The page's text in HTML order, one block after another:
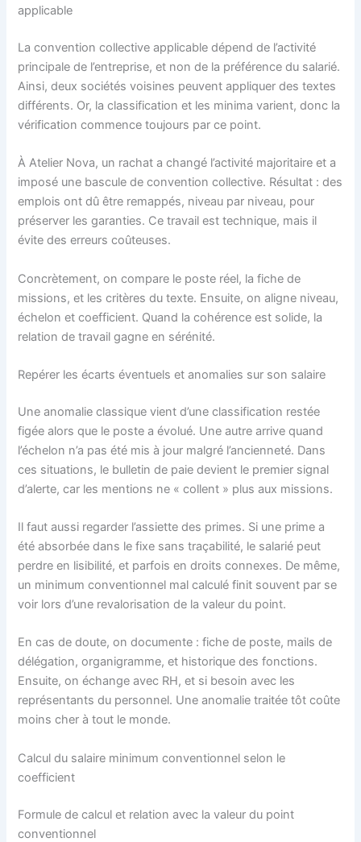
applicable
La convention collective applicable dépend de l’activité
principale de l’entreprise, et non de la préférence du salarié.
Ainsi, deux sociétés voisines peuvent appliquer des textes
différents. Or, la classification et les minima varient, donc la
vérification commence toujours par ce point.
À Atelier Nova, un rachat a changé l’activité majoritaire et a
imposé une bascule de convention collective. Résultat : des
emplois ont dû être remappés, niveau par niveau, pour
préserver les garanties. Ce travail est technique, mais il
évite des erreurs coûteuses.
Concrètement, on compare le poste réel, la fiche de
missions, et les critères du texte. Ensuite, on aligne niveau,
échelon et coefficient. Quand la cohérence est solide, la
relation de travail gagne en sérénité.
Repérer les écarts éventuels et anomalies sur son salaire
Une anomalie classique vient d’une classification restée
figée alors que le poste a évolué. Une autre arrive quand
l’échelon n’a pas été mis à jour malgré l’ancienneté. Dans
ces situations, le bulletin de paie devient le premier signal
d’alerte, car les mentions ne « collent » plus aux missions.
Il faut aussi regarder l’assiette des primes. Si une prime a
été absorbée dans le fixe sans traçabilité, le salarié peut
perdre en lisibilité, et parfois en droits connexes. De même,
un minimum conventionnel mal calculé finit souvent par se
voir lors d’une revalorisation de la valeur du point.
En cas de doute, on documente : fiche de poste, mails de
délégation, organigramme, et historique des fonctions.
Ensuite, on échange avec RH, et si besoin avec les
représentants du personnel. Une anomalie traitée tôt coûte
moins cher à tout le monde.
Calcul du salaire minimum conventionnel selon le
coefficient
Formule de calcul et relation avec la valeur du point
conventionnel